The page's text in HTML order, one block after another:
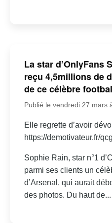
La star d’OnlyFans
reçu 4,5millions de
de ce célèbre
Publié le vendredi 27 mars
Elle regrette d’avoir
https://demotivateur.fr/qcg
Sophie Rain, star n°1
parmi ses clients un
d’Arsenal, qui aurait
des photos. Du haut de...